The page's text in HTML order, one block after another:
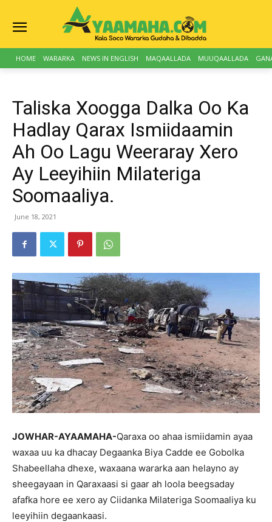
HOME WARARKA NEWS IN ENGLISH MAQAALLADA MUUQAALLADA
Taliska Xoogga Dalka Oo Ka
Hadlay Qarax Ismiidaamin
Ah Oo Lagu Weeraray Xero
Ay Leeyihiin Milateriga
Soomaaliya.
June 18, 2021
JOWHAR-AYAAMAHA-Qaraxa oo ahaa ismiidamin ayaa
waxaa uu ka dhacay Degaanka Biya Cadde ee Gobolka
Shabeellaha dhexe, waxaana wararka aan helayno ay
sheegayaan in Qaraxaasi si gaar ah loola beegsaday
afafka hore ee xero ay Ciidanka Milateriga Soomaaliya ku
leeyihiin degaankaasi.